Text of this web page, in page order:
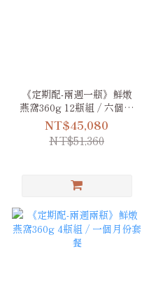
《定期配-兩週一瓶》鮮燉
燕窩360g 12瓶組 / 六個月
份套餐
NT$45,080
NT$51,360